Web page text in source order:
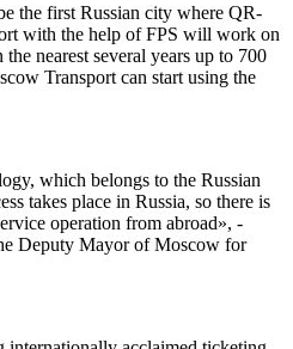
the first Russian city where QR-
with the help of FPS will work on
nearest several years up to 700
Transport can start using the
which belongs to the Russian
takes place in Russia, so there is
operation from abroad», -
Deputy Mayor of Moscow for